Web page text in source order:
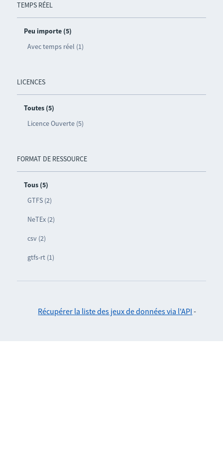
TEMPS RÉEL
Peu importe (5)
Avec temps réel (1)
LICENCES
Toutes (5)
Licence Ouverte (5)
FORMAT DE RESSOURCE
Tous (5)
GTFS (2)
NeTEx (2)
csv (2)
gtfs-rt (1)
Récupérer la liste des jeux de données via l'API -